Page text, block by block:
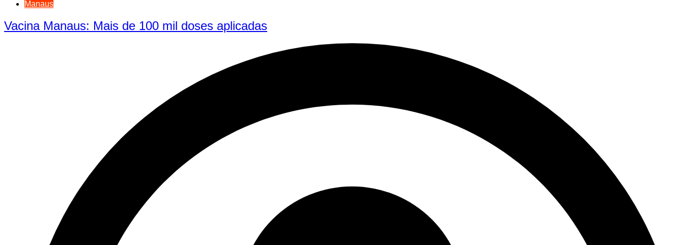
Manaus
Vacina Manaus: Mais de 100 mil doses aplicadas